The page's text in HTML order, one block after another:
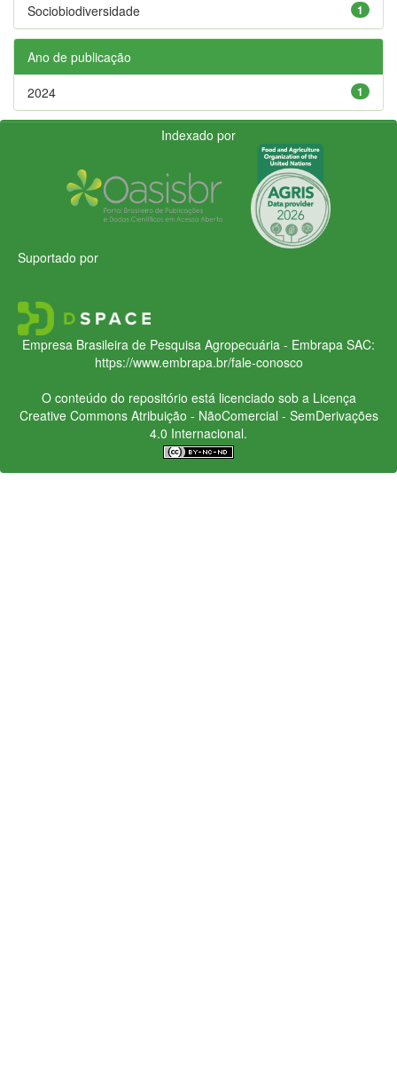
1
Sociobiodiversidade
Ano de publicação
1
2024
Indexado por
Suportado por
Empresa Brasileira de Pesquisa Agropecuária - Embrapa SAC:
https://www.embrapa.br/fale-conosco
O conteúdo do repositório está licenciado sob a Licença
Creative CommonsAtribuição - NãoComercial - SemDerivações
4.0 Internacional.